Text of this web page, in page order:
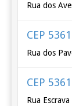
Rua dos
CEP
Rua dos
CEP
Rua